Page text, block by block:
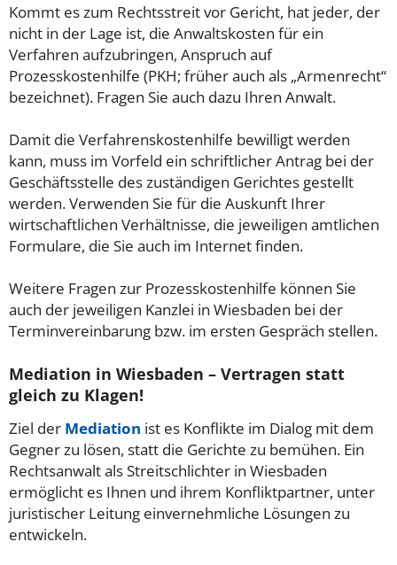
Kommt es zum Rechtsstreit vor Gericht, hat jeder, der
nicht in der Lage ist, die Anwaltskosten für ein
Verfahren aufzubringen, Anspruch auf
Prozesskostenhilfe (PKH; früher auch als „Armenrecht“
bezeichnet). Fragen Sie auch dazu Ihren Anwalt.
Damit die Verfahrenskostenhilfe bewilligt werden
kann, muss im Vorfeld ein schriftlicher Antrag bei der
Geschäftsstelle des zuständigen Gerichtes gestellt
werden. Verwenden Sie für die Auskunft Ihrer
wirtschaftlichen Verhältnisse, die jeweiligen amtlichen
Formulare, die Sie auch im Internet finden.
Weitere Fragen zur Prozesskostenhilfe können Sie
auch der jeweiligen Kanzlei in Wiesbaden bei der
Terminvereinbarung bzw. im ersten Gespräch stellen.
Mediation in Wiesbaden – Vertragen statt
gleich zu Klagen!
Ziel der Mediation ist es Konflikte im Dialog mit dem
Gegner zu lösen, statt die Gerichte zu bemühen. Ein
Rechtsanwalt als Streitschlichter in Wiesbaden
ermöglicht es Ihnen und ihrem Konfliktpartner, unter
juristischer Leitung einvernehmliche Lösungen zu
entwickeln.